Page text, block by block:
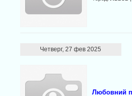
Четверг, 27 фев 2025
Любовний